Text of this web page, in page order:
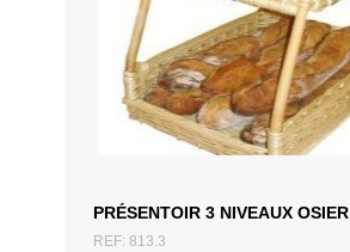
PRÉSENTOIR 3 NIVEAUX OSIER
REF: 813.3
AJOUTER AU DEVIS